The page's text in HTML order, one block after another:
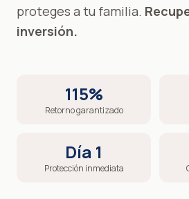
proteges a tu familia.
inversión.
115%
Retorno garantizado
Día 1
Protección inmediata